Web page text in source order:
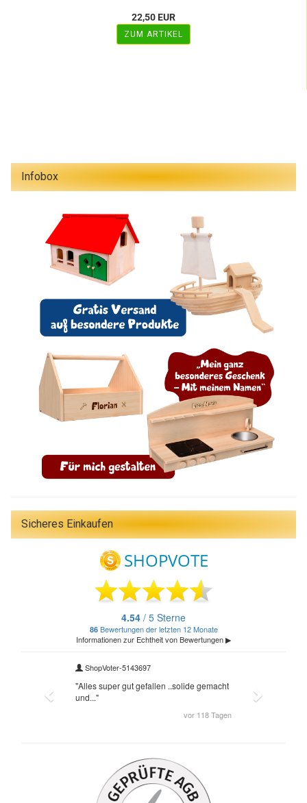
22,50 EUR
ZUM ARTIKEL
Infobox
Sicheres Einkaufen